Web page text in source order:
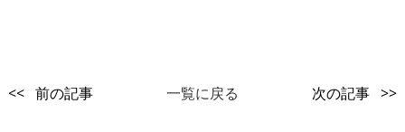
<< 前の記事 一覧に戻る 次の記事 >>